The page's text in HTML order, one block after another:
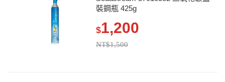
裝鋼瓶 425g
$1,200
NT$1,500